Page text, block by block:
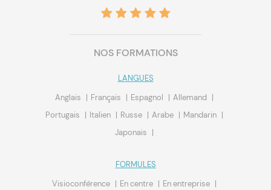
NOS FORMATIONS
LANGUES
Anglais
Français Espagnol
Allemand
Portugais
Italien Russe Arabe
Mandarin
Japonais
FORMULES
Visioconférence
En centre
En entreprise